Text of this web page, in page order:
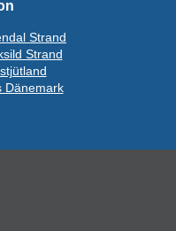
Strand
Strand
Dänemark